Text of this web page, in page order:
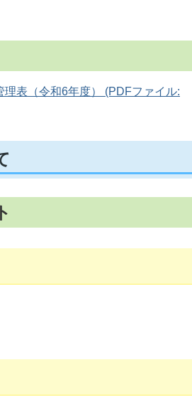
表（令和6年度） (PDFファイル: